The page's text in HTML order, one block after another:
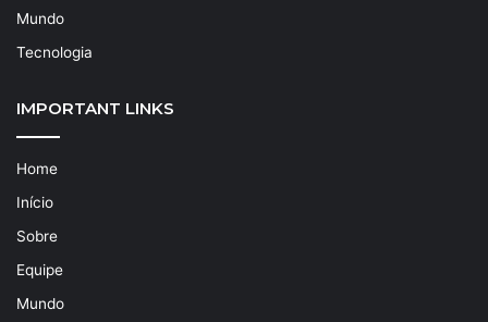
Mundo
Tecnologia
IMPORTANT LINKS
Home
Início
Sobre
Equipe
Mundo